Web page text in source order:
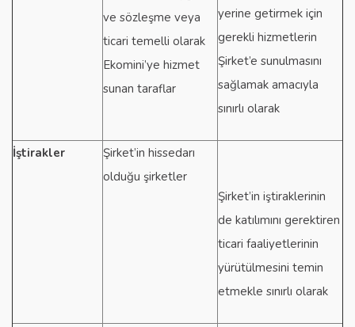
ve sözleşme veya
ticari temelli olarak
Ekomini’ye hizmet
sunan taraflar
yerine getirmek için
gerekli hizmetlerin
Şirket’e sunulmasını
sağlamak amacıyla
sınırlı olarak
İştirakler
Şirket’in hissedarı
olduğu şirketler
Şirket’in iştiraklerinin
de katılımını gerektiren
ticari faaliyetlerinin
yürütülmesini temin
etmekle sınırlı olarak